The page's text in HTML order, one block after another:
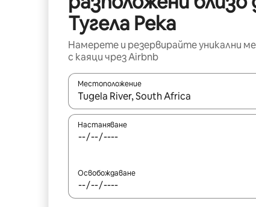
Тугела Река
Намерете и резервирайте уникални
с каяци чрез Airbnb
Местоположение
Когато резултатите се покажат,
Настаняване
Освобождаване